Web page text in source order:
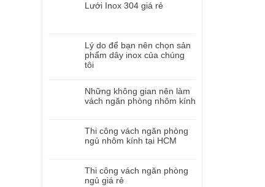
Lưới Inox 304 giá rẻ
Lý do để bạn nên chọn sản
phẩm dây inox của chúng
tôi
Những không gian nên làm
vách ngăn phòng nhôm kính
Thi công vách ngăn phòng
ngủ nhôm kính tại HCM
Thi công vách ngăn phòng
ngủ giá rẻ